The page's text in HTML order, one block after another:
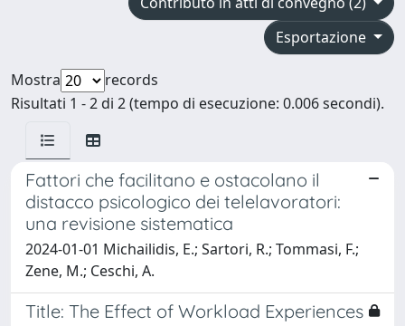
Esportazione
Mostra
records
Risultati 1 - 2 di 2 (tempo di esecuzione: 0.006 secondi).
Fattori che facilitano e ostacolano il
distacco psicologico dei telelavoratori:
una revisione sistematica
2024-01-01 Michailidis, E.; Sartori, R.; Tommasi, F.;
Zene, M.; Ceschi, A.
Title: The Effect of Workload Experiences